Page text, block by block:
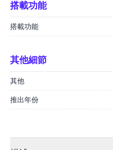
搭載功能
搭載功能
其他細節
其他
推出年份